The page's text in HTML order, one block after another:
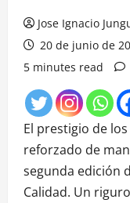
Jose Ignacio
20 de junio de
5 minutes read
El prestigio de los
reforzado de
segunda edición
Calidad. Un